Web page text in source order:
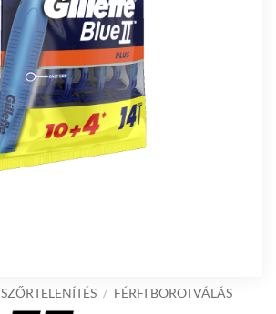
SZŐRTELENÍTÉS / FÉRFI BOROTVÁLÁS